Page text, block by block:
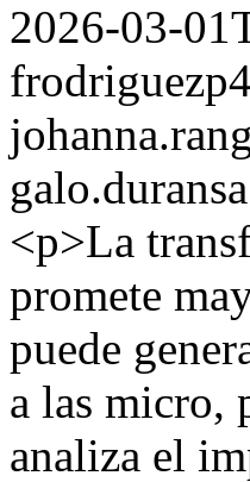
2026-03-
<p>La
promete
puede
a las micro,
analiza el